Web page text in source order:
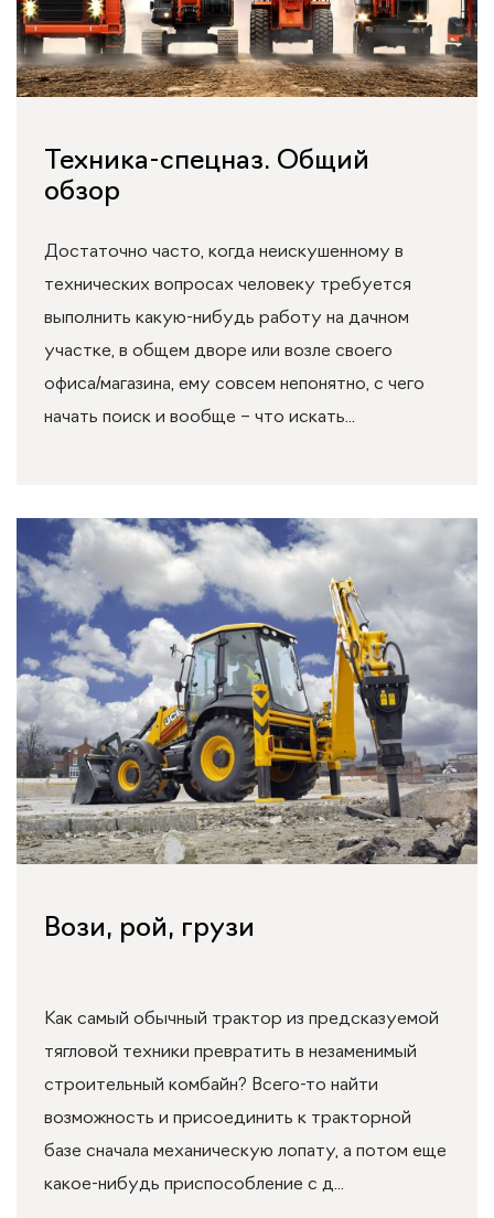
Техника-спецназ. Общий
обзор
Достаточно часто, когда неискушенному в
технических вопросах человеку требуется
выполнить какую-нибудь работу на дачном
участке, в общем дворе или возле своего
офиса/магазина, ему совсем непонятно, с чего
начать поиск и вообще – что искать...
Вози, рой, грузи
Как самый обычный трактор из предсказуемой
тягловой техники превратить в незаменимый
строительный комбайн? Всего-то найти
возможность и присоединить к тракторной
базе сначала механическую лопату, а потом еще
какое-нибудь приспособление с д...